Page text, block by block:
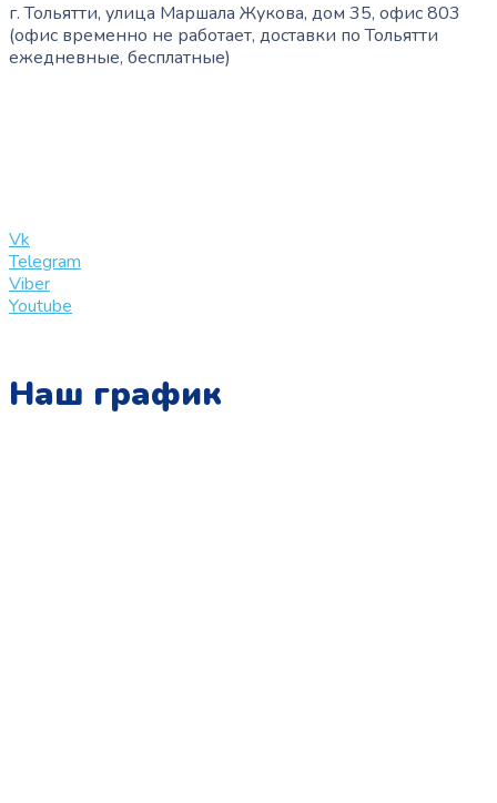
г. Тольятти, улица Маршала Жукова, дом 35, офис 803
(офис временно не работает, доставки по Тольятти
ежедневные, бесплатные)
Vk
Telegram
Viber
Youtube
Наш график